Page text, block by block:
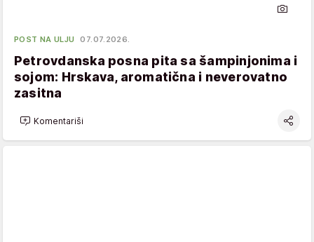
POST NA ULJU 07.07.2026.
Petrovdanska posna pita sa šampinjonima i
sojom: Hrskava, aromatična i neverovatno
zasitna
Komentariši